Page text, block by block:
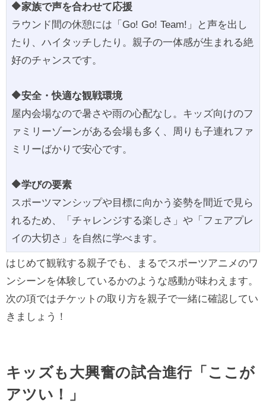
🔶家族で声を合わせて応援
ラウンド間の休憩には「Go! Go! Team!」と声を出し
たり、ハイタッチしたり。親子の一体感が生まれる絶
好のチャンスです。
🔶安全・快適な観戦環境
屋内会場なので暑さや雨の心配なし。キッズ向けのフ
ァミリーゾーンがある会場も多く、周りも子連れファ
ミリーばかりで安心です。
🔶学びの要素
スポーツマンシップや目標に向かう姿勢を間近で見ら
れるため、「チャレンジする楽しさ」や「フェアプレ
イの大切さ」を自然に学べます。
はじめて観戦する親子でも、まるでスポーツアニメのワ
ンシーンを体験しているかのような感動が味わえます。
次の項ではチケットの取り方を親子で一緒に確認してい
きましょう！
キッズも大興奮の試合進行「ここが
アツい！」